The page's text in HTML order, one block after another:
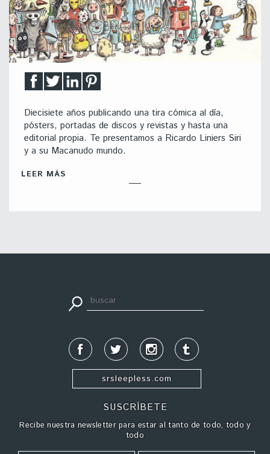
Diecisiete años publicando una tira cómica al día,
pósters, portadas de discos y revistas y hasta una
editorial propia. Te presentamos a Ricardo Liniers Siri
y a su Macanudo mundo.
LEER MÁS
srsleepless.com
SUSCRÍBETE
Recibe nuestra newsletter para estar al tanto de todo, todo y
todo